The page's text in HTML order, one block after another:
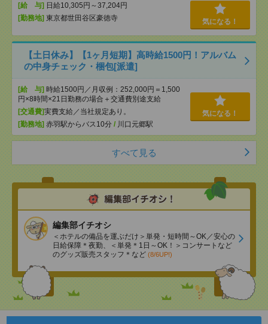
[給 与] 日給10,305円～37,204円
[勤務地] 東京都世田谷区豪徳寺 気になる！
【土日休み】【1ヶ月短期】高時給1500円！アルバム
の中身チェック・梱包[派遣]
[給 与] 時給1500円／月収例：252,000円＝1,500
円×8時間×21日勤務の場合＋交通費別途支給
[交通費]実費支給／当社規定あり。
[勤務地] 赤羽駅からバス10分 / 川口元郷駅
気になる！
すべて見る
編集部イチオシ
＜ホテルの備品を運ぶだけ＞単発・短時間～OK／安心の
日給保障＊夜勤、＜単発＊1日～OK！＞コンサートなど
のグッズ販売スタッフ＊など (8/6UP!)